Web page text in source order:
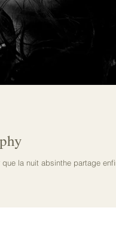
la nuit absinthe partage